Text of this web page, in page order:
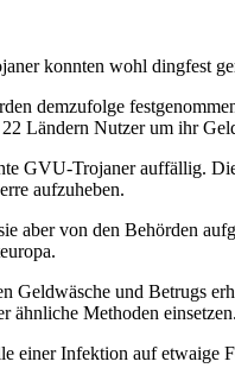
konnten wohl dingfest
demzufolge
Ländern Nutzer um ihr
GVU-Trojaner auffällig.
aufzuheben.
aber von den Behörden
Geldwäsche und Betrugs
ähnliche Methoden einsetzen.
einer Infektion auf etwaige